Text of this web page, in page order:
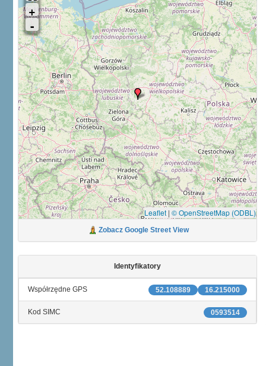
Leaflet | © OpenStreetMap (ODBL)
Zobacz Google Street View
Identyfikatory
16.215000
52.108889
Współrzędne GPS
0593514
Kod SIMC